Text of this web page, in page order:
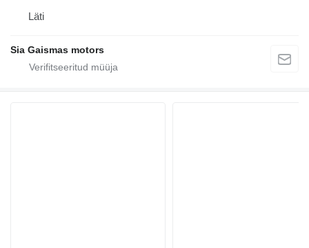
Läti
Sia Gaismas motors